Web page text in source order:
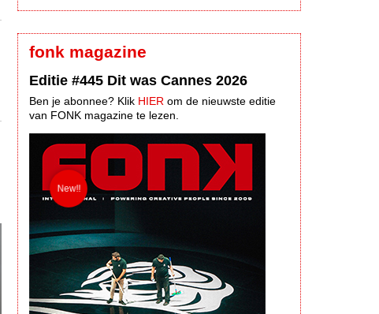
fonk magazine
Editie #445 Dit was Cannes 2026
Ben je abonnee? Klik HIER om de nieuwste editie
van FONK magazine te lezen.